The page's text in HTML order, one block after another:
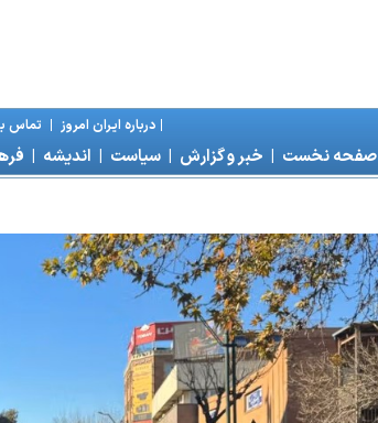
|درباره ايران امروز | تماس
صفحه نخست | خبر و گزارش | سياست | انديشه |